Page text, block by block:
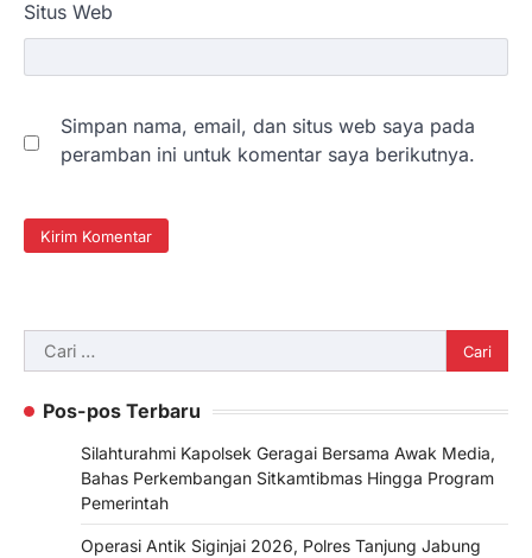
Situs Web
Simpan nama, email, dan situs web saya pada
peramban ini untuk komentar saya berikutnya.
Cari
untuk:
Pos-pos Terbaru
Silahturahmi Kapolsek Geragai Bersama Awak Media,
Bahas Perkembangan Sitkamtibmas Hingga Program
Pemerintah
Operasi Antik Siginjai 2026, Polres Tanjung Jabung